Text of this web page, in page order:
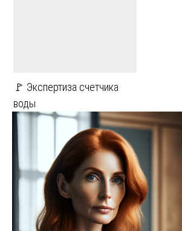
🚩 Экспертиза счетчика
воды